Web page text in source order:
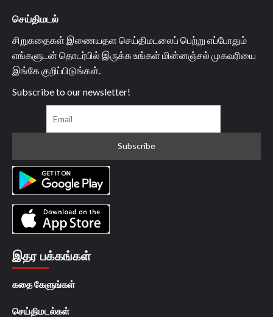
செய்திமடல்
சிறுகதைகள் இணையதள செய்திமடலைப் பெற்று எப்போதும்
எங்களுடன் தொடர்பில் இருக்க உங்கள் மின்னஞ்சல் முகவரியை
இங்கே குறிப்பிடுங்கள்.
Subscribe to our newsletter!
இதர பக்கங்கள்
கதை கேளுங்கள்
செய்திமடல்கள்